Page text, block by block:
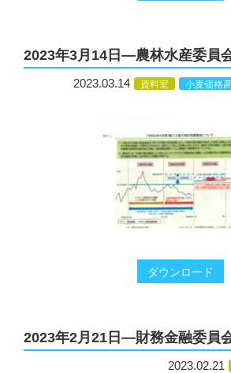
2023年3月14日―農林水産委員
2023.03.14 資料室 小麦価格
ダウンロード
2023年2月21日―財務金融委員
2023.02.21